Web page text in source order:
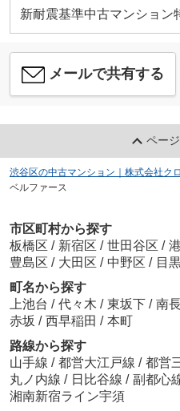
新耐震基準中古マンション
メールで共有する
ペー
渋谷区の中古マンション｜株式会社ク
ベルファース
市区町村から探す
板橋区 / 新宿区 / 世田谷区 /
豊島区 / 大田区 / 中野区 / 目
町名から探す
上池台 / 代々木 / 東坂下 / 南
赤坂 / 西早稲田 / 本町
路線から探す
山手線 / 都営大江戸線 / 都営
丸ノ内線 / 日比谷線 / 副都心
湘南新宿ライン宇須